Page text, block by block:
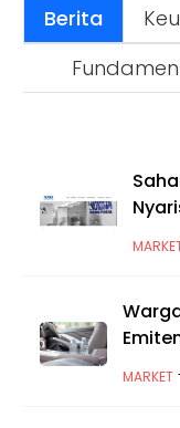
Berita
MARKET